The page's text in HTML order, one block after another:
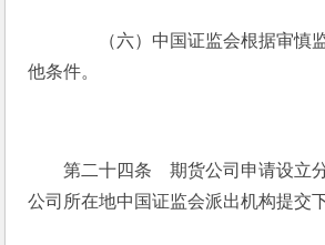
（六）中国证监会根据审慎
他条件。
第二十四条　期货公司申请设立
公司所在地中国证监会派出机构提交